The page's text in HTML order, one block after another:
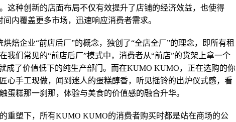
这种创新的店面布局不仅有效提升了店铺的经济效益，也使得
内覆盖更多市场，迅速响应消费者需求。
焙企业“前店后厂”的概念，独创了“全店全厂”的理念，即所有租
我们常见的“前店后厂”模式中，消费者从“前店”的货架上拿一个
成了价值低下的纯生产部门。而在KUMO KUMO，正在选购的你
心手工现做，闻到迷人的蛋糕醇香，听见摇铃的出炉仪式感，看
蛋糕那一刹那，体验与美食的价值感的融合升华。
重塑下，所有KUMO KUMO的消费者购买时都是站在商场的公